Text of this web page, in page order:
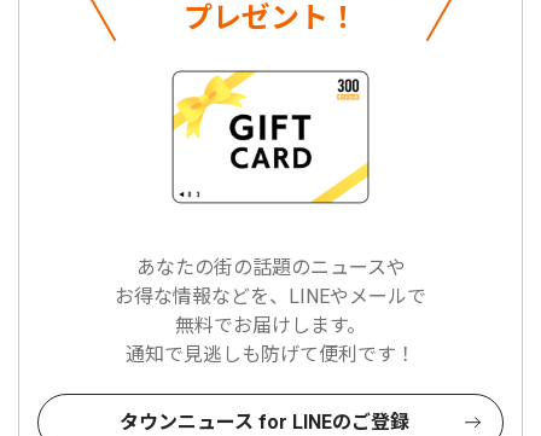
プレゼント！
あなたの街の話題のニュースや
お得な情報などを、LINEやメールで
無料でお届けします。
通知で見逃しも防げて便利です！
タウンニュース for LINEのご登録